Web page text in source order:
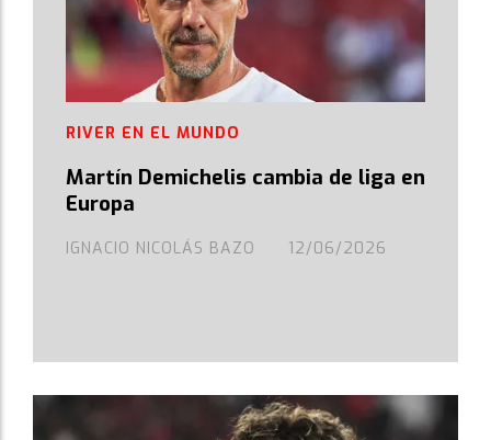
Martín Demichelis cambia de liga en
Europa
IGNACIO NICOLÁS BAZO
RIVER EN EL MUNDO
12/06/2026